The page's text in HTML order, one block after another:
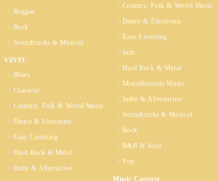
Reggae
Rock
Soundtracks & Musical
VINYL
Blues
Classical
Country, Folk & World Music
Dance & Electronic
Easy Listening
Hard Rock & Metal
Indie & Alternative
Country, Folk & World Music
Dance & Electronic
Easy Listening
Jazz
Hard Rock & Metal
Miscellaneous Music
Indie & Alternative
Soundtracks & Musical
Rock
R&B & Soul
Pop
Music Cassette